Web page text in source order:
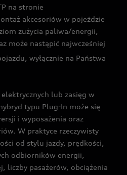
na stronie
akcesoriów w pojeździe
zużycia paliwa/energii,
może nastąpić najwcześniej
wyłącznie na Państwa
lub zasięg w
typu Plug-In może się
i wyposażenia oraz
W praktyce rzeczywisty
od stylu jazdy, prędkości,
odbiorników energii,
liczby pasażerów, obciążenia